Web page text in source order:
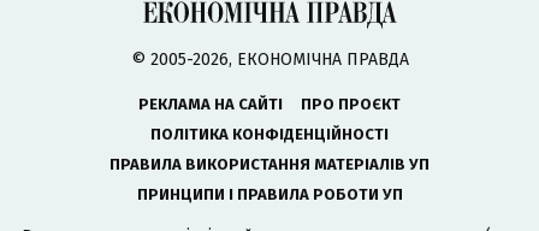
© 2005-2026, ЕКОНОМІЧНА ПРАВДА
РЕКЛАМА НА САЙТІ
ПРО ПРОЄКТ
ПОЛІТИКА КОНФІДЕНЦІЙНОСТІ
ПРАВИЛА ВИКОРИСТАННЯ МАТЕРІАЛІВ УП
ПРИНЦИПИ І ПРАВИЛА РОБОТИ УП